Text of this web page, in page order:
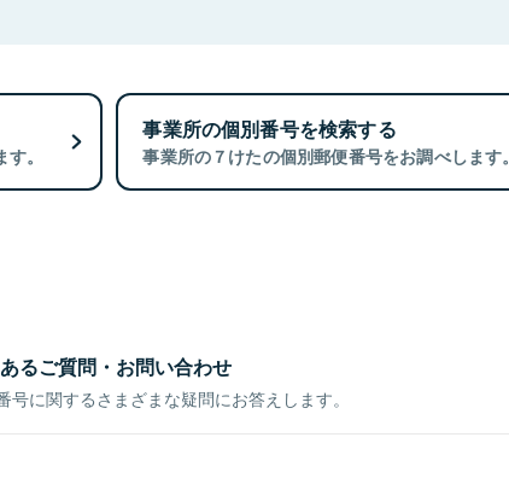
。
事業所の個別番号を検索する
事業所の７けたの個別郵便番号をお調べします。
るご質問・お問い合わせ
号に関するさまざまな疑問にお答えします。